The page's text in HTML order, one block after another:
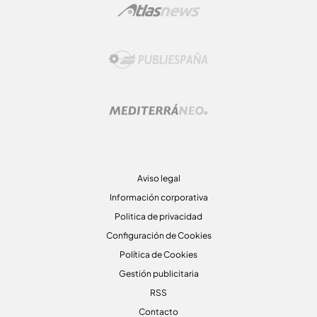
Aviso legal
Información corporativa
Politica de privacidad
Configuración de Cookies
Política de Cookies
Gestión publicitaria
RSS
Contacto